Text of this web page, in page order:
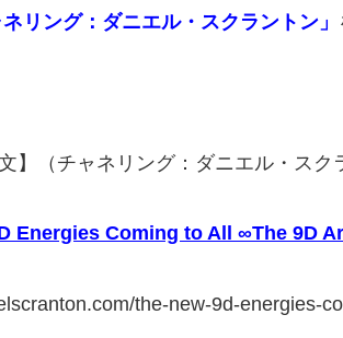
リング：ダニエル・スクラントン」
】（チャネリング：ダニエル・スク
Energies Coming to All ∞The 9D
the-new-9d-energies-